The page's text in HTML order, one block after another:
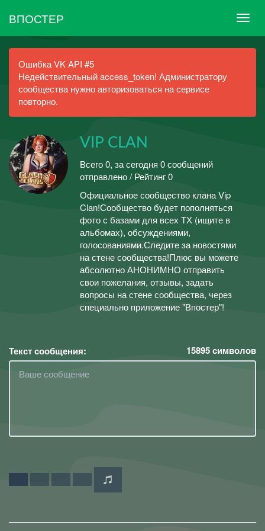
ВПОСТЕР
Ошибка VK API #5
Недействительный access_token! Администратору
сообщества нужно авторизоваться на сервисе
повторно.
VIP CLAN
Всего 0, за сегодня 0 сообщений
отправлено / Рейтинг 0
Официальное сообщество клана Vip
Clan!Сообщество будет пополняться
фото с базами для всех ТХ (ищите в
альбомах), обсуждениями,
голосованиями.Следите за новостями
на стене сообщества!Плюс вы можете
абсолютно АНОНИМНО отправить
свои пожелания, отзывы, задать
вопросы на стене сообщества, через
специально приложение "Впостер"!
Текст сообщения: 15895символов